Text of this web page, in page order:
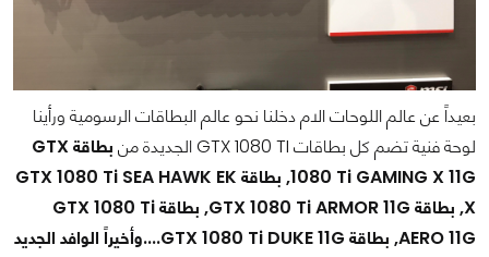
بعيداً عن عالم اللوحات الام دخلنا نحو عالم البطاقات الرسومية ورأينا
لوحة فنية تضم كل بطاقات GTX 1080 TI الجديدة من
بطاقة GTX
1080 Ti GAMING X 11G, بطاقة GTX 1080 Ti SEA HAWK EK
X, بطاقة GTX 1080 Ti ARMOR 11G, بطاقة GTX 1080 Ti
AERO 11G, بطاقة GTX 1080 Ti DUKE 11G....وأخيراً الوافد الجديد